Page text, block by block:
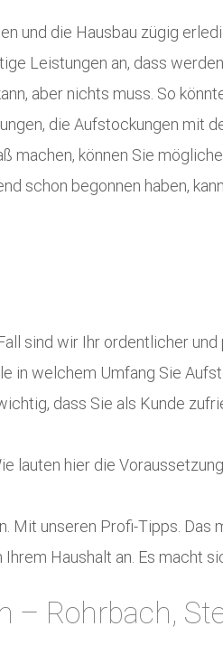
und die Hausbau zügig
Leistungen an, dass
aber nichts muss. So
die Aufstockungen mit
machen, können Sie
schon begonnen haben,
sind wir Ihr ordentlicher
in welchem Umfang Sie
dass Sie als Kunde
lauten hier die
unseren Profi-Tipps. Das
Haushalt an. Es macht
– Rohrbach,